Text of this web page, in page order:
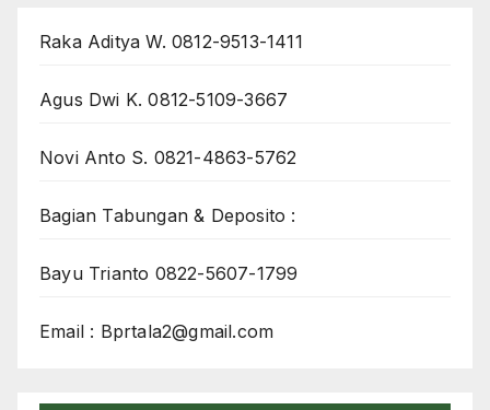
Raka Aditya W. 0812-9513-1411
Agus Dwi K. 0812-5109-3667
Novi Anto S. 0821-4863-5762
Bagian Tabungan & Deposito :
Bayu Trianto 0822-5607-1799
Email : Bprtala2@gmail.com